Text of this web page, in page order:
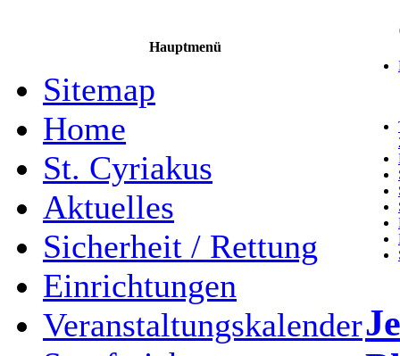
Hauptmenü
Sitemap
Home
St. Cyriakus
Aktuelles
Sicherheit / Rettung
Einrichtungen
Veranstaltungskalender